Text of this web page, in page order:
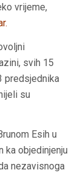
vrijeme,
svih 15
predsjednika
su
Esih u
ka objedinjenju
nezavisnoga